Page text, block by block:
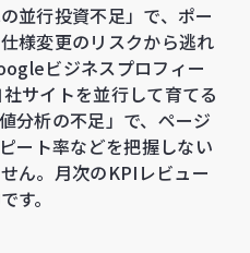
並行投資不足」で、ポー
様変更のリスクから逃れ
ビジネスプロフィー
サイトを並行して育てる
分析の不足」で、ページ
ート率などを把握しない
ん。月次のKPIレビュー
す。